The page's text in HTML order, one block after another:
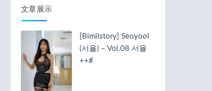
文章展示
[Bimilstory] Seoyool
(서율) – Vol.08 서율
++#